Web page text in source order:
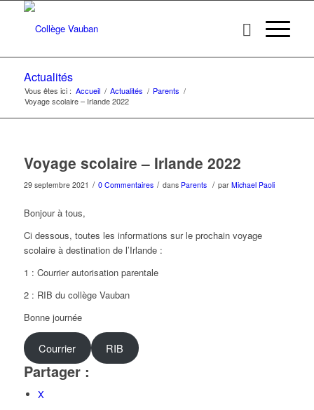
Actualités
Vous êtes ici : Accueil / Actualités / Parents /
Voyage scolaire – Irlande 2022
Voyage scolaire – Irlande 2022
29 septembre 2021 / 0 Commentaires / dans Parents / par Michael Paoli
Bonjour à tous,
Ci dessous, toutes les informations sur le prochain voyage
scolaire à destination de l’Irlande :
1 : Courrier autorisation parentale
2 : RIB du collège Vauban
Bonne journée
Courrier RIB
Partager :
X